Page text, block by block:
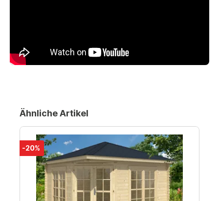
Ähnliche Artikel
-20%